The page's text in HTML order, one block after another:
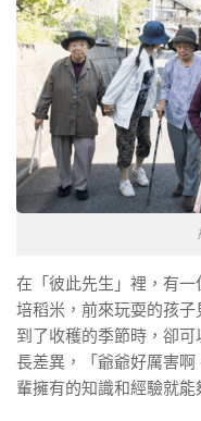
在「彼此先生」裡，有
培稻米，前來玩耍的孩子
到了收穫的季節時，卻
長差異，「爺爺好厲害
輩擁有的知識和經驗就能